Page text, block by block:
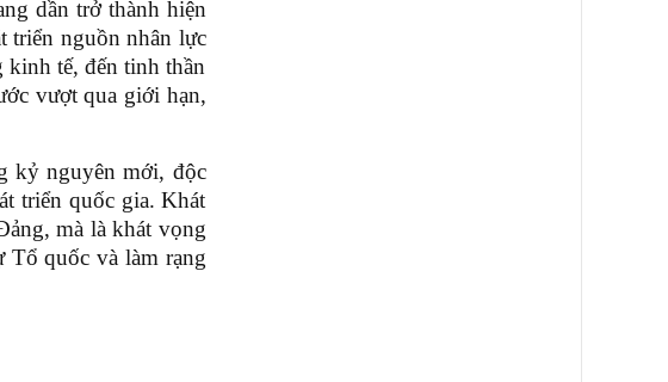
dần trở thành hiện
triển nguồn nhân lực
kinh tế, đến tinh thần
vượt qua giới hạn,
kỷ nguyên mới, độc
triển quốc gia. Khát
mà là khát vọng
Tổ quốc và làm rạng